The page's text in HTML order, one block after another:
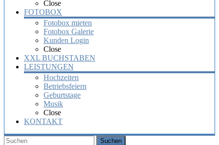
Betriebsfeiern
Geburtstag
oder
Firmenfeier.
Close
FOTOBOX
Fotobox mieten
Fotobox Galerie
Kunden Login
Close
XXL BUCHSTABEN
LEISTUNGEN
Hochzeiten
Betriebsfeiern
Geburtstage
Musik
Close
KONTAKT
Suchen